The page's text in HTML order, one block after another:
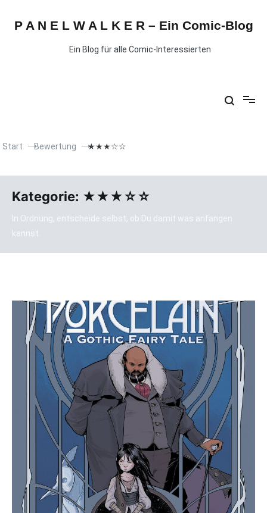
P A N E L W A L K E R – Ein Comic-Blog
Ein Blog für alle Comic-Interessierten
Start Bewertung ★★★☆☆
Kategorie: ★★★☆☆
In Ordnung, entscheide selbst, ob Du damit was anfangen
kannst.